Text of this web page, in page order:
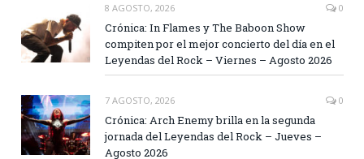
8 AGOSTO, 2026 0
Crónica: In Flames y The Baboon Show
compiten por el mejor concierto del día en el
Leyendas del Rock – Viernes – Agosto 2026
7 AGOSTO, 2026 0
Crónica: Arch Enemy brilla en la segunda
jornada del Leyendas del Rock – Jueves –
Agosto 2026